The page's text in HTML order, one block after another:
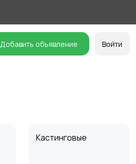
Добавить объявление Войти
Кастинговые